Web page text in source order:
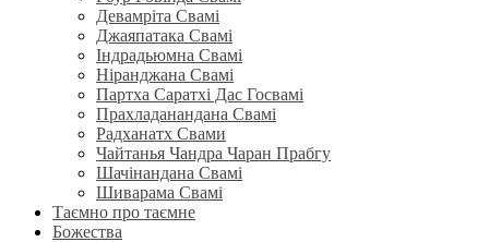
Девамріта Свамі
Джаяпатака Свамі
Індрадьюмна Свамі
Ніранджана Свамі
Партха Саратхі Дас Госвамі
Прахладанандана Свамі
Радханатх Свами
Чайтанья Чандра Чаран Прабгу
Шачінандана Свамі
Шиварама Свамі
Таємно про таємне
Божества